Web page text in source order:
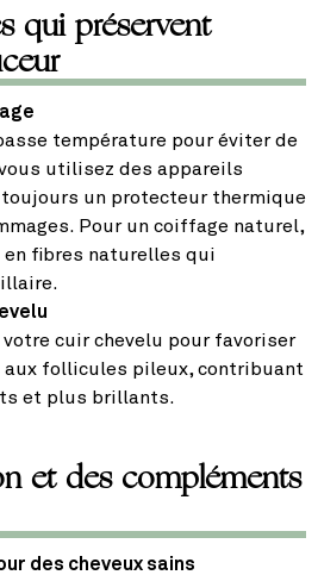
qui préservent
température pour éviter de
utilisez des appareils
un protecteur thermique
Pour un coiffage naturel,
fibres naturelles qui
cuir chevelu pour favoriser
aux follicules pileux, contribuant
et plus brillants.
et des compléments
des cheveux sains